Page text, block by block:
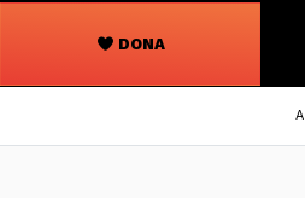
DONA